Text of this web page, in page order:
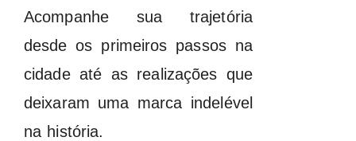
Acompanhe sua trajetória
desde os primeiros passos na
cidade até as realizações que
deixaram uma marca indelével
na história.